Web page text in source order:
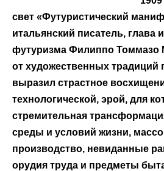
свет «Футуристический
итальянский писатель, глава
футуризма Филиппо Томмазо
от художественных традиций
выразил страстное
технологической, эрой, для
стремительная
среды и условий жизни,
производство, невиданные
орудия труда и предметы